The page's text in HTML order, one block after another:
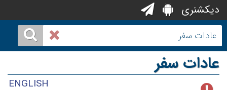
دیکشنری
عادات سفر
ENGLISH